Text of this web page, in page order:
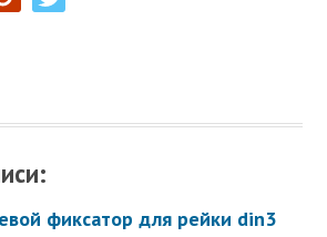
фиксатор для рейки din3